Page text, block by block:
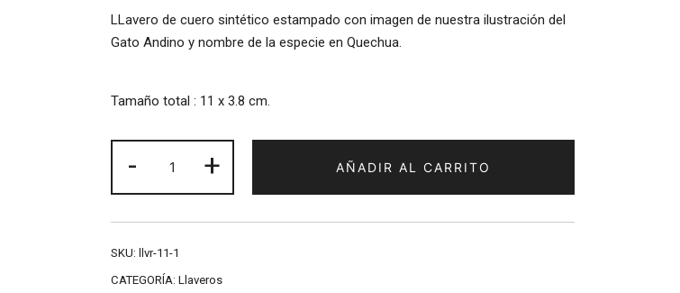
LLavero de cuero sintético estampado con imagen de nuestra ilustración del
Gato Andino y nombre de la especie en Quechua.
Tamaño total : 11 x 3.8 cm.
-
gato
Andino
cantidad
+ AÑADIR AL CARRITO
SKU: llvr-11-1
CATEGORÍA: Llaveros